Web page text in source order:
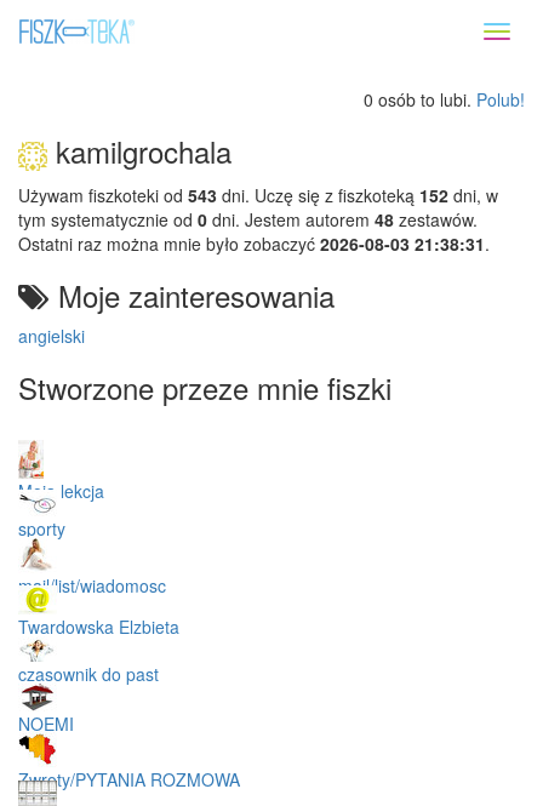
0 osób to lubi. Polub!
kamilgrochala
Używam fiszkoteki od 543 dni. Uczę się z fiszkoteką 152 dni, w
tym systematycznie od 0 dni. Jestem autorem 48 zestawów.
Ostatni raz można mnie było zobaczyć 2026-08-03 21:38:31.
Moje zainteresowania
angielski
Stworzone przeze mnie fiszki
Moja lekcja
sporty
mail/list/wiadomosc
Twardowska Elzbieta
czasownik do past
NOEMI
Zwroty/PYTANIA ROZMOWA